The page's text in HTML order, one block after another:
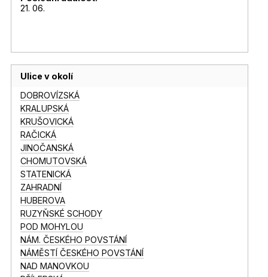
21. 06.
Ulice v okolí
DOBROVÍZSKÁ
KRALUPSKÁ
KRUŠOVICKÁ
RAČICKÁ
JINOČANSKÁ
CHOMUTOVSKÁ
STATENICKÁ
ZAHRADNÍ
HUBEROVA
RUZYŇSKÉ SCHODY
POD MOHYLOU
NÁM. ČESKÉHO POVSTÁNÍ
NÁMĚSTÍ ČESKÉHO POVSTÁNÍ
NAD MANOVKOU